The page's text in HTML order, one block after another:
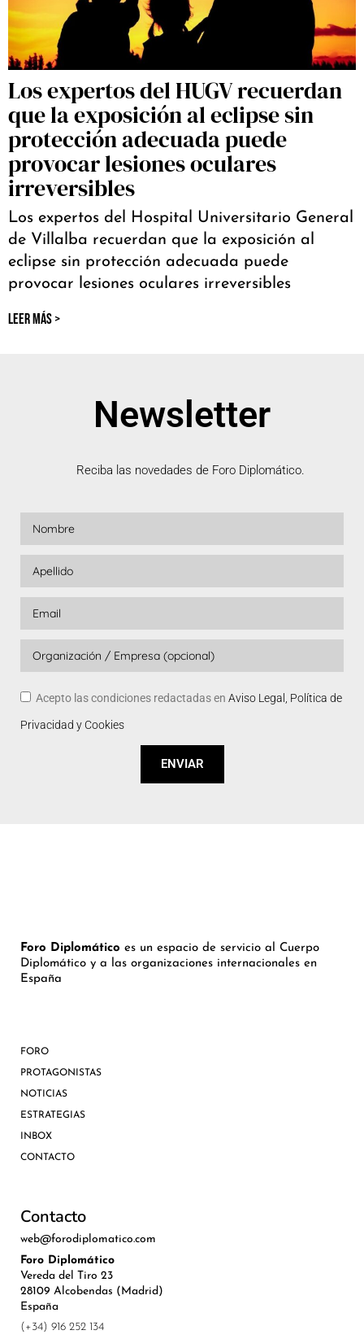
Los expertos del HUGV recuerdan
que la exposición al eclipse sin
protección adecuada puede
provocar lesiones oculares
irreversibles
Los expertos del Hospital Universitario General
de Villalba recuerdan que la exposición al
eclipse sin protección adecuada puede
provocar lesiones oculares irreversibles
LEER MÁS >
Newsletter
Reciba las novedades de Foro Diplomático.
Acepto las condiciones redactadas en Aviso Legal, Política de
Privacidad y Cookies
ENVIAR
Foro Diplomático es un espacio de servicio al Cuerpo
Diplomático y a las organizaciones internacionales en
España
FORO
PROTAGONISTAS
NOTICIAS
ESTRATEGIAS
INBOX
CONTACTO
Contacto
web@forodiplomatico.com
Foro Diplomático
Vereda del Tiro 23
28109 Alcobendas (Madrid)
España
(+34) 916 252 134